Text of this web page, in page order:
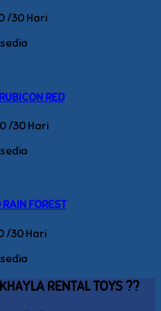
/30 Hari
RED
/30 Hari
FOREST
/30 Hari
RENTAL TOYS ??